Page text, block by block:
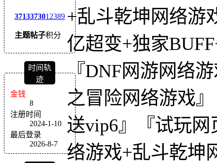
3713
主题
3730
帖子
12389
积分
时间轨
迹
金钱
8
注册时间
2024-1-10
最后登录
2026-8-7
+乱斗乾坤网络游
亿超变+独家
『DNF网游网络
之冒险网络游戏
送vip6』『试玩
络游戏+乱斗乾坤